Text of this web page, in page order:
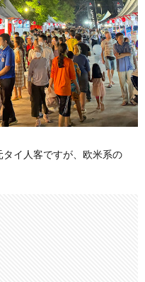
イ人客ですが、欧米系の